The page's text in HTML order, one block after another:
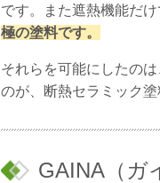
です。また遮熱機能だけ
極の塗料です。
それらを可能にしたの
のが、断熱セラミック塗
GAINA（ガ